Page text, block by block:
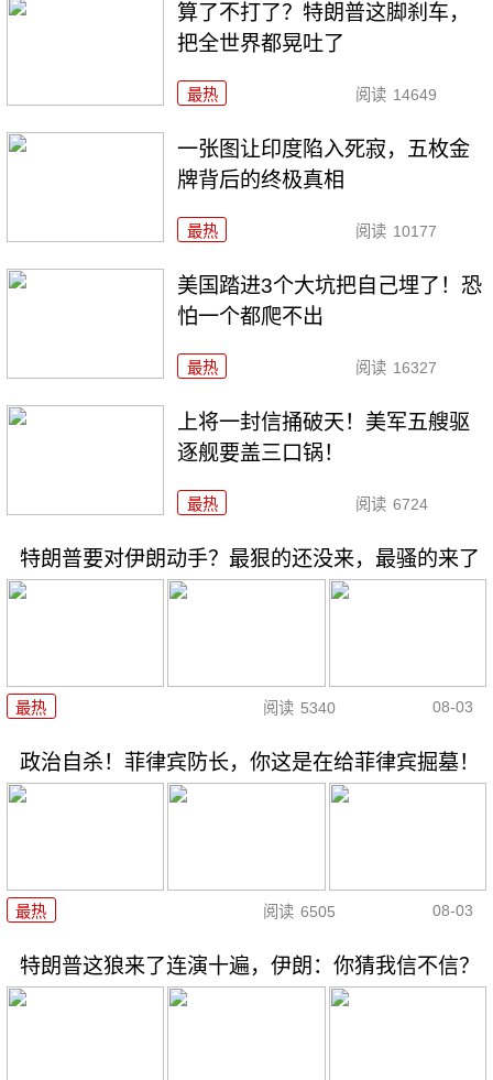
算了不打了？特朗普这脚刹车，
把全世界都晃吐了
最热 阅读 14649
一张图让印度陷入死寂，五枚金
牌背后的终极真相
最热 阅读 10177
美国踏进3个大坑把自己埋了！恐
怕一个都爬不出
最热 阅读 16327
上将一封信捅破天！美军五艘驱
逐舰要盖三口锅！
最热 阅读 6724
特朗普要对伊朗动手？最狠的还没来，最骚的来了
最热 阅读 5340 08-03
政治自杀！菲律宾防长，你这是在给菲律宾掘墓！
最热 阅读 6505 08-03
特朗普这狼来了连演十遍，伊朗：你猜我信不信？